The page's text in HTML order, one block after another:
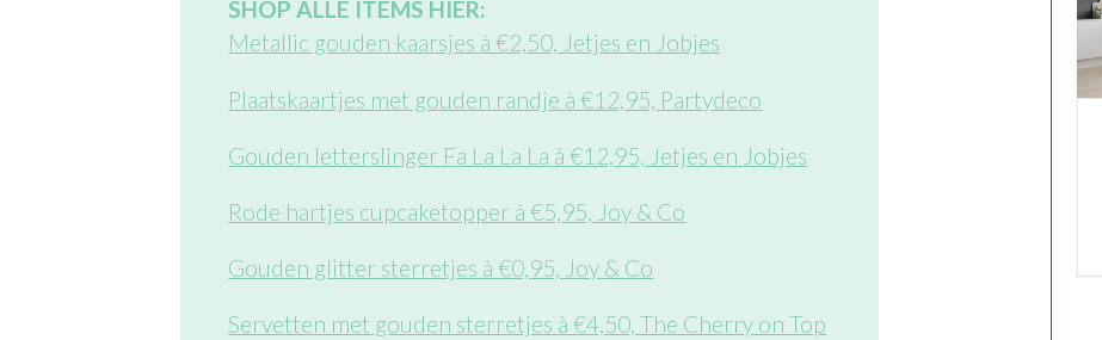
SHOP ALLE ITEMS HIER:
Metallic gouden kaarsjes à €2,50, Jetjes en Jobjes
Plaatskaartjes met gouden randje à €12,95, Partydeco
Gouden letterslinger Fa La La La à €12,95, Jetjes en Jobjes
Rode hartjes cupcaketopper à €5,95, Joy & Co
Gouden glitter sterretjes à €0,95, Joy & Co
Servetten met gouden sterretjes à €4,50, The Cherry on Top